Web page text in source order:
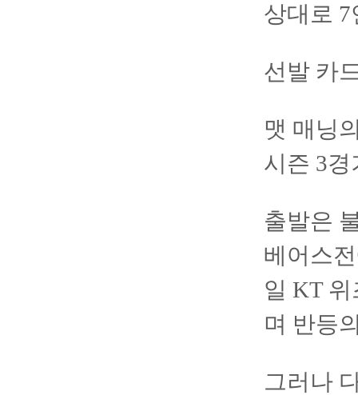
상대로
선발 카
맷 매닝
시즌 3경
출발은
베어스
일 KT
며 반등
그러나